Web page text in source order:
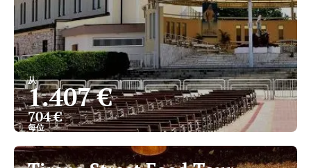
从
1.407 €
704 €
每位
查看